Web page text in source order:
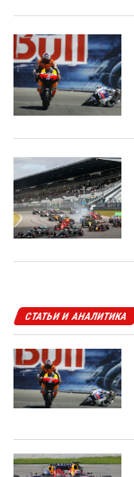
СТАТЬИ И АНАЛИТИКА